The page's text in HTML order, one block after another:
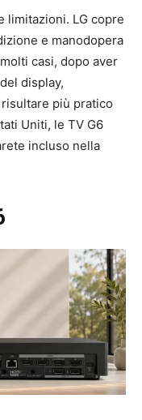
limitazioni. LG copre
e manodopera
casi, dopo aver
display,
più pratico
Uniti, le TV G6
incluso nella